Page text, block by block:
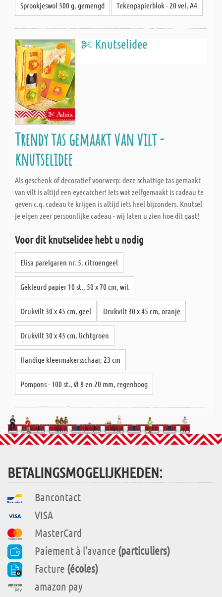
Sprookjeswol 500 g, gemengd Tekenpapierblok - 20 vel, A4
Knutselidee
Trendy tas gemaakt van vilt -
knutselidee
Als geschenk of decoratief voorwerp: deze schattige tas gemaakt
van vilt is altijd een eyecatcher! Iets wat zelfgemaakt is cadeau te
geven c.q. cadeau te krijgen is altijd iets heel bijzonders. Knutsel
je eigen zeer persoonlijke cadeau - wij laten u zien hoe dit gaat!
Voor dit knutselidee hebt u nodig
Elisa parelgaren nr. 5, citroengeel
Gekleurd papier 10 st., 50 x 70 cm, wit
Drukvilt 30 x 45 cm, geel Drukvilt 30 x 45 cm, oranje
Drukvilt 30 x 45 cm, lichtgroen
Handige kleermakersschaar, 23 cm
Pompons - 100 st., Ø 8 en 20 mm, regenboog
BETALINGSMOGELIJKHEDEN:
Bancontact
VISA
MasterCard
Paiement à l'avance (particuliers)
Facture (écoles)
amazon pay